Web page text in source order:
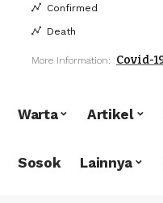
Confirmed
Death
More Information: Covid-
Warta Artikel
Sosok Lainnya